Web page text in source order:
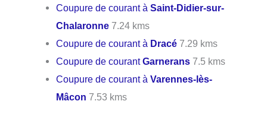
Coupure de courant àSaint-Didier-sur-
Chalaronne 7.24 kms
Coupure de courant à Dracé 7.29 kms
Coupure de courantGarnerans 7.5 kms
Coupure de courant àVarennes-lès-
Mâcon 7.53 kms